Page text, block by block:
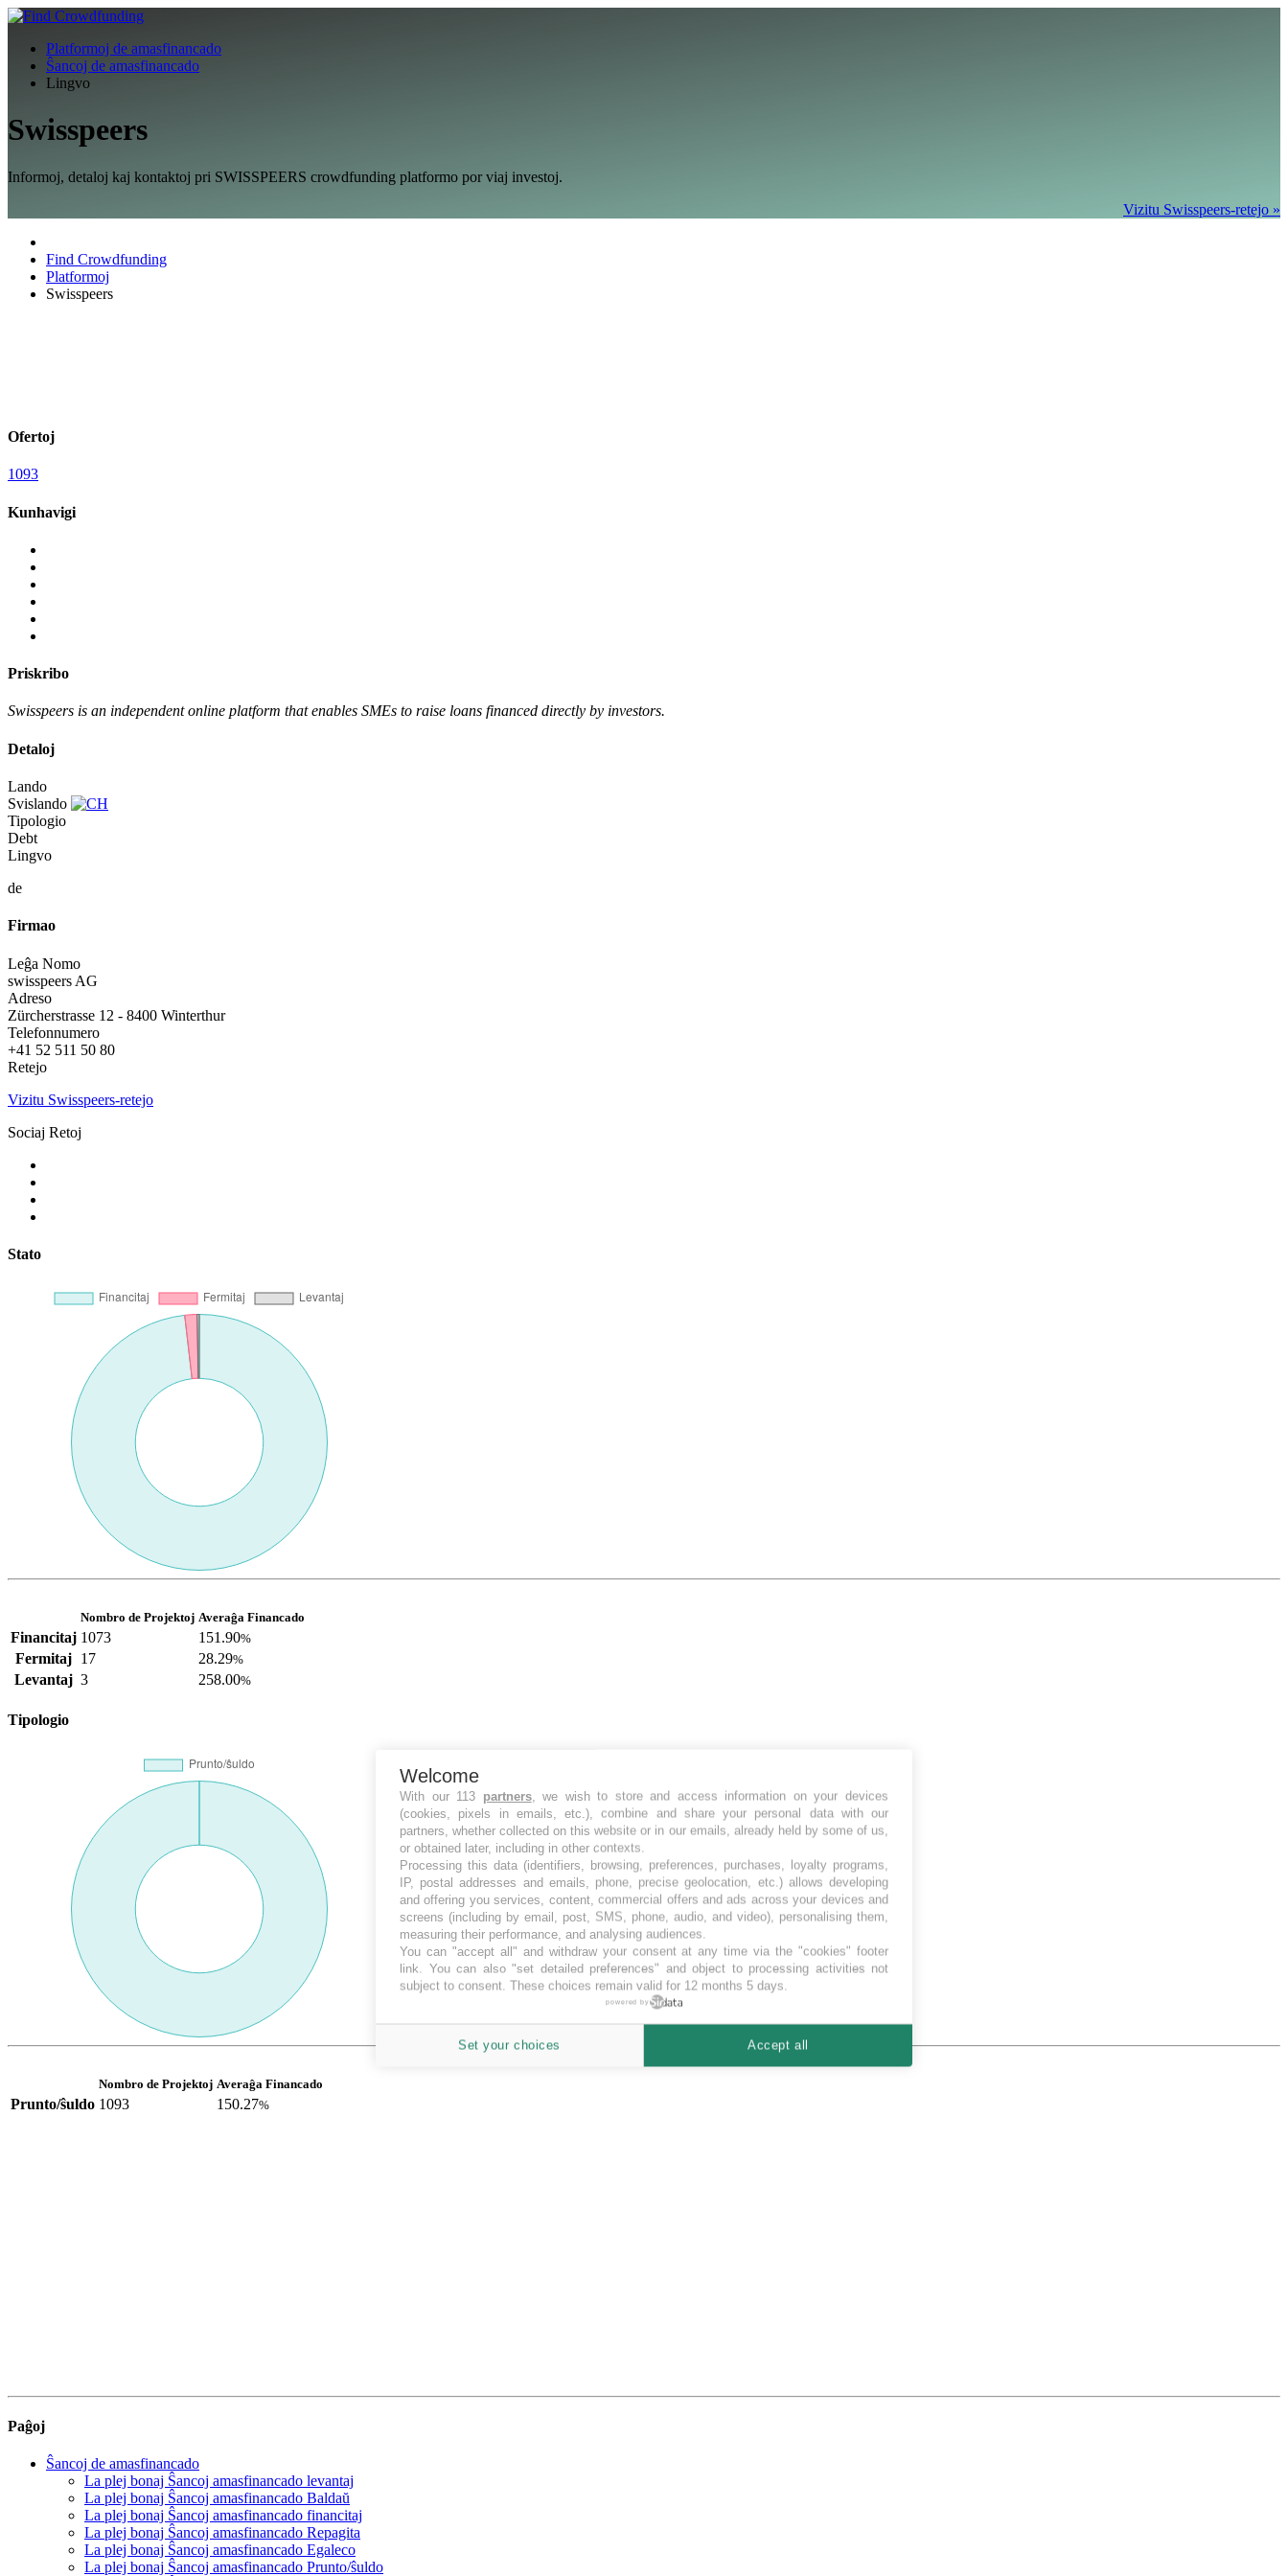
Platformoj de amasfinancado
Ŝancoj de amasfinancado
Lingvo
Swisspeers
Informoj, detaloj kaj kontaktoj pri SWISSPEERS crowdfunding platformo por viaj investoj.
Vizitu Swisspeers-retejo »
Find Crowdfunding
Platformoj
Swisspeers
Ofertoj
1093
Kunhavigi
Priskribo
Swisspeers is an independent online platform that enables SMEs to raise loans financed directly by investors.
Detaloj
Lando
Svislando
Tipologio
Debt
Lingvo
de
Firmao
Leĝa Nomo
swisspeers AG
Adreso
Zürcherstrasse 12 - 8400 Winterthur
Telefonnumero
+41 52 511 50 80
Retejo
Vizitu Swisspeers-retejo
Sociaj Retoj
Stato
Nombro de Projektoj Averaĝa Financado
Financitaj 1073 151.90%
Fermitaj 17 28.29%
Levantaj 3 258.00%
Tipologio
Nombro de Projektoj Averaĝa Financado
Prunto/ŝuldo 1093 150.27%
Paĝoj
Ŝancoj de amasfinancado
La plej bonaj Ŝancoj amasfinancado levantaj
La plej bonaj Ŝancoj amasfinancado Baldaŭ
La plej bonaj Ŝancoj amasfinancado financitaj
La plej bonaj Ŝancoj amasfinancado Repagita
La plej bonaj Ŝancoj amasfinancado Egaleco
La plej bonaj Ŝancoj amasfinancado Prunto/ŝuldo
Welcome
With our 113 partners, we wish to store and access information on your devices
(cookies, pixels in emails, etc.), combine and share your personal data with our
partners, whether collected on this website or in our emails, already held by some of us,
or obtained later, including in other contexts.
Processing this data (identifiers, browsing, preferences, purchases, loyalty programs,
IP, postal addresses and emails, phone, precise geolocation, etc.) allows developing
and offering you services, content, commercial offers and ads across your devices and
screens (including by email, post, SMS, phone, audio, and video), personalising them,
measuring their performance, and analysing audiences.
You can "accept all" and withdraw your consent at any time via the "cookies" footer
link. You can also "set detailed preferences" and object to processing activities not
subject to consent. These choices remain valid for 12 months 5 days.
powered by
Set your choices Accept all